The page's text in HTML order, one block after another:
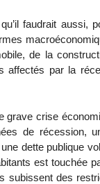
faudrait aussi,
de la
affectés par la
grave crise
de récession,
dette publique
est touchée
subissent des